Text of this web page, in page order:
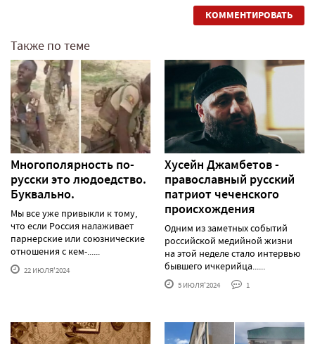
КОММЕНТИРОВАТЬ
Также по теме
Многополярность по-
русски это людоедство.
Буквально.
Мы все уже привыкли к тому,
что если Россия налаживает
парнерские или союзнические
отношения с кем-......
22 ИЮЛЯ'2024
Хусейн Джамбетов -
православный русский
патриот чеченского
происхождения
Одним из заметных событий
российской медийной жизни
на этой неделе стало интервью
бывшего ичкерийца......
5 ИЮЛЯ'2024 1